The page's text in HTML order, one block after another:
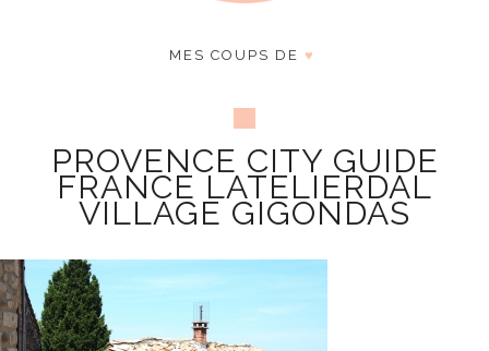
MES COUPS DE ♥
PROVENCE CITY GUIDE
FRANCE LATELIERDAL
VILLAGE GIGONDAS